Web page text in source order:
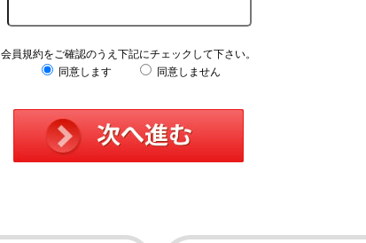
会員規約をご確認のうえ下記にチェックして下さい。
同意します
同意しません